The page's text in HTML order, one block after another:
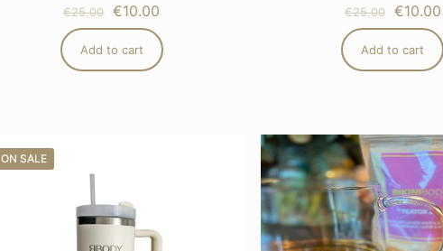
€25.00 €10.00
Add to cart
€25.00 €10.00
Add to cart
ON SALE